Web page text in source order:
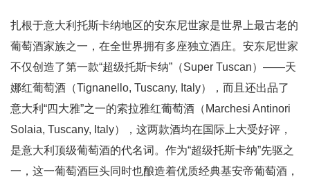
扎根于意大利托斯卡纳地区的安东尼世家是世界上最古老的
葡萄酒家族之一，在全世界拥有多座独立酒庄。安东尼世家
不仅创造了第一款“超级托斯卡纳”（Super Tuscan）——天
娜红葡萄酒（Tignanello, Tuscany, Italy），而且还出品了
意大利“四大雅”之一的索拉雅红葡萄酒（Marchesi Antinori
Solaia, Tuscany, Italy），这两款酒均在国际上大受好评，
是意大利顶级葡萄酒的代名词。作为“超级托斯卡纳”先驱之
一，这一葡萄酒巨头同时也酿造着优质经典基安帝葡萄酒，